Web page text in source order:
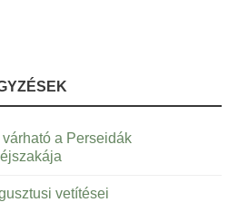
a Perseidák
vetítései